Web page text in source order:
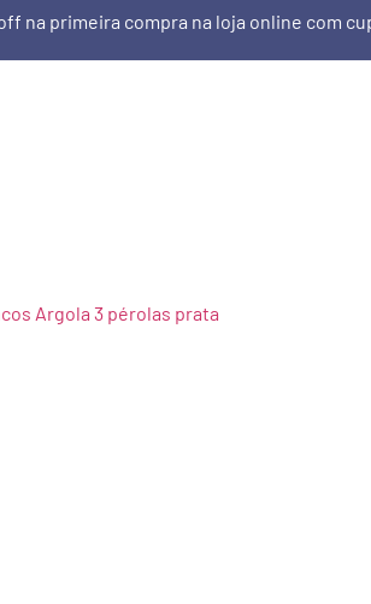
na primeira compra na loja online com